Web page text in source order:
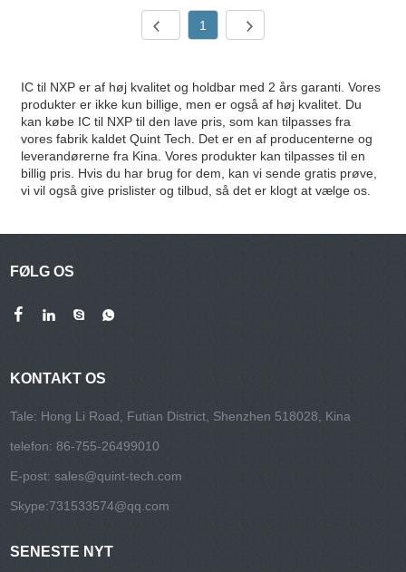
1
IC til NXP er af høj kvalitet og holdbar med 2 års garanti. Vores
produkter er ikke kun billige, men er også af høj kvalitet. Du
kan købe IC til NXP til den lave pris, som kan tilpasses fra
vores fabrik kaldet Quint Tech. Det er en af ​​producenterne og
leverandørerne fra Kina. Vores produkter kan tilpasses til en
billig pris. Hvis du har brug for dem, kan vi sende gratis prøve,
vi vil også give prislister og tilbud, så det er klogt at vælge os.
FØLG OS
KONTAKT OS
Tale: Hong Li Road, Futian District, Shenzhen 518028, Kina
telefon: 86-755-26499010
E-post:sales@quint-tech.com
Skype:731533574@qq.com
SENESTE NYT